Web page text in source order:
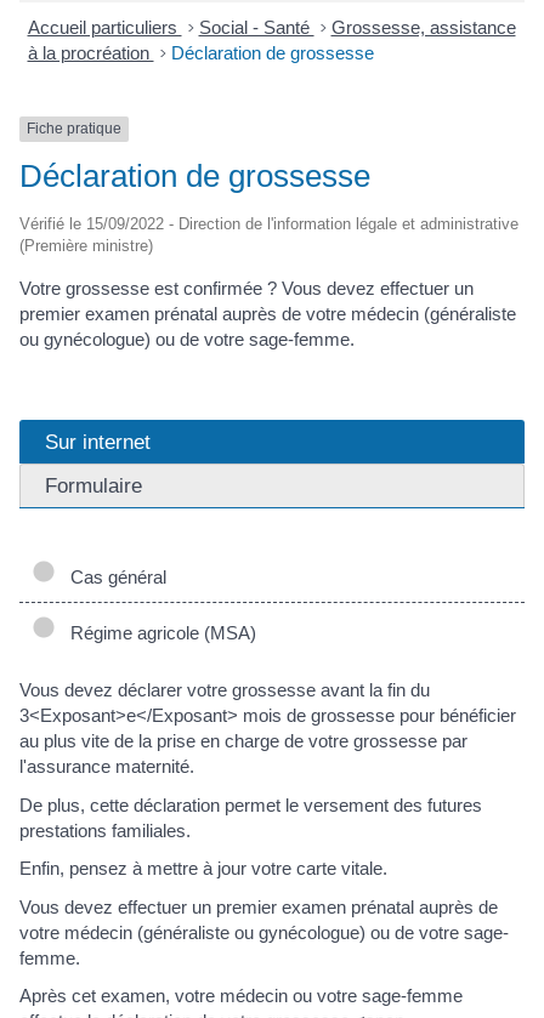
Accueil particuliers > Social - Santé > Grossesse, assistance
à la procréation > Déclaration de grossesse
Fiche pratique
Déclaration de grossesse
Vérifié le 15/09/2022 - Direction de l'information légale et administrative
(Première ministre)
Votre grossesse est confirmée ? Vous devez effectuer un
premier examen prénatal auprès de votre médecin (généraliste
ou gynécologue) ou de votre sage-femme.
Sur internet
Formulaire
Cas général
Régime agricole (MSA)
Vous devez déclarer votre grossesse avant la fin du
3<Exposant>e</Exposant> mois de grossesse pour bénéficier
au plus vite de la prise en charge de votre grossesse par
l'assurance maternité.
De plus, cette déclaration permet le versement des futures
prestations familiales.
Enfin, pensez à mettre à jour votre carte vitale.
Vous devez effectuer un premier examen prénatal auprès de
votre médecin (généraliste ou gynécologue) ou de votre sage-
femme.
Après cet examen, votre médecin ou votre sage-femme